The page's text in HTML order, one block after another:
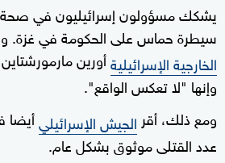
يشكك مسؤولون إسرائيليون في
سيطرة حماس على الحكومة في غزة.
الخارجية الإسرائيليةأورين
وإنها "لا تعكس الواقع".
ومع ذلك، أقر الجيش الإسرائيليأيضا
عدد القتلى موثوق بشكل عام.